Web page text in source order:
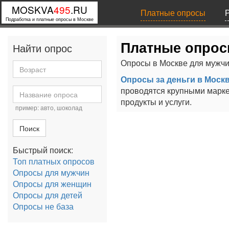
MOSKVA495.RU
Подработка и платные опросы в Москве
Платные опросы
Найти опрос
пример: авто, шоколад
Поиск
Быстрый поиск:
Топ платных опросов
Опросы для мужчин
Опросы для женщин
Опросы для детей
Опросы не база
Платные
Опросы в Москве для
Опросы за деньги в
проводятся крупными
продукты и услуги.